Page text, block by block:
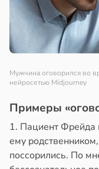
Мужчина оговорился во
нейросетью Midjourney
Примеры
1. Пациент Фрейда
ему
поссорились. По